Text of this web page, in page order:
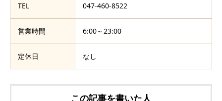
TEL 047-460-8522
営業時間 6:00～23:00
定休日 なし
この記事を書いた人